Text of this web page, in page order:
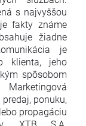
s najvyššou
fakty známe
žiadne
je
klienta, jeho
spôsobom
ponuku,
propagáciu